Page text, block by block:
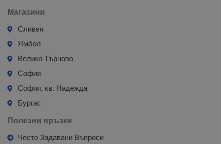
Магазини
Сливен
Ямбол
Велико Търново
София
София, кв. Надежда
Бургас
Полезни връзки
Често Задавани Въпроси